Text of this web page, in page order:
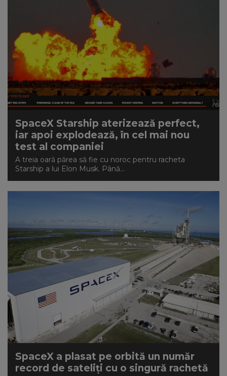
SpaceX Starship aterizează perfect,
iar apoi explodează, în cel mai nou
test al companiei
A treia oară părea să fie cu noroc pentru racheta
Starship a lui Elon Musk. Până...
SpaceX a plasat pe orbită un număr
record de sateliţi cu o singură rachetă